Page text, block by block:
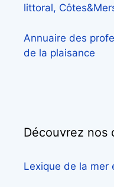
littoral,
Annuaire des
de la plaisance
Découvrez nos
Lexique de la mer